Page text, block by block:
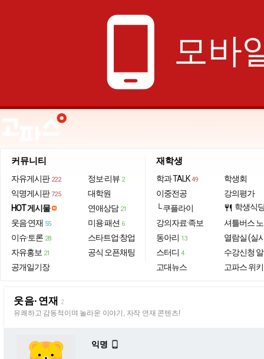
phone_android 모바
커뮤니티
자유게시판 222
익명게시판 725
HOT 게시물
웃음·연재 55
이슈·토론 28
자유홍보 21
공개일기장
정보·리뷰 2
대학원
연애상담 21
미용·패션 6
스타트업·창업
공식 오픈채팅
재학생
학과 TALK 49
이중전공
└ 쿠플라이
강의자료·족보
동아리 13
스터디 4
고대뉴스
학생회
강의평가
restaurant 학생식
셔틀버스
열람실 (실
수강신청
고파스 위키
웃음·연재 2
유쾌하고 감동적이며 놀라운 이야기, 자작 연재 콘텐츠!
익명 